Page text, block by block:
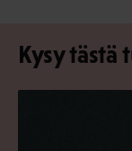
Kysy tästä